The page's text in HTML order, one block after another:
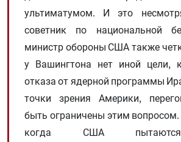
ультиматумом. И это
советник по национальной
министр обороны США также
у Вашингтона нет иной цели,
отказа от ядерной программы
точки зрения Америки,
быть ограничены этим
когда США